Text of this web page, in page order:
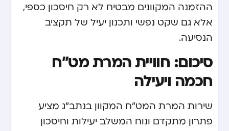
ההזמנה המקוונים מבטיח לא רק חיסכון כספי,
אלא גם שקט נפשי ותכנון יעיל של תקציב
הנסיעה.
סיכום: חוויית המרת מט"ח
חכמה ויעילה
שירות המרת המט"ח המקוון בנתב"ג מציע
פתרון מתקדם ונוח המשלב יעילות וחיסכון